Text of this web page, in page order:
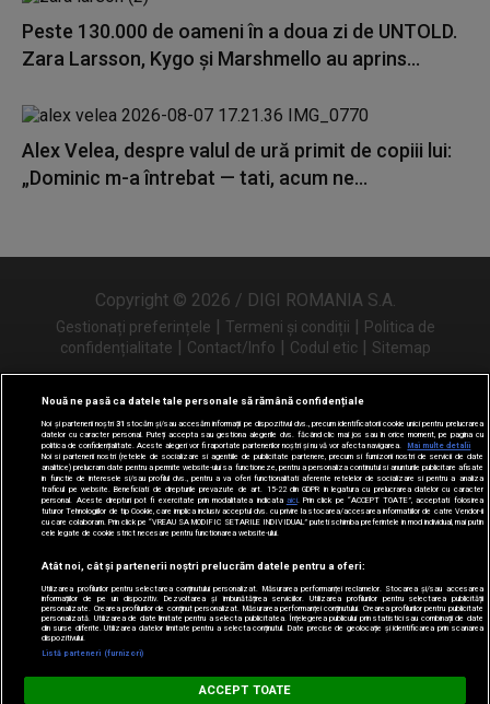
Digi FM
Peste 130.000 de oameni în a doua zi de UNTOLD.
Zara Larsson, Kygo și Marshmello au aprins...
Alex Velea, despre valul de ură primit de copiii lui:
„Dominic m-a întrebat — tati, acum ne...
Copyright © 2026 / DIGI ROMANIA S.A.
Gestionați preferințele | Termeni și condiții | Politica de
confidențialitate | Contact/Info | Codul etic | Sitemap
Urmărește-ne și pe
Nouă ne pasă ca datele tale personale să rămână confidențiale
Noi și partenerii noștri31 stocăm și/sau accesăm informații pe dispozitivul dvs., precum identificatorii cookie unici pentru prelucrarea
datelor cu caracter personal. Puteți accepta sau gestiona alegerile dvs. făcând clic mai jos sau în orice moment, pe pagina cu
politica de confidențialitate. Aceste alegeri vor fi raportate partenerilor noștri și nu vă vor afecta navigarea.
Mai multe detalii
Noi si partenerii nostri (retelele de socializare si agentiile de publicitate partenere, precum si furnizorii nostri de servicii de date
analitice) prelucram date pentru a permite website-ului sa functioneze, pentru a personaliza continutul si anunturile publicitare afisate
in functie de interesele si/sau profilul dvs., pentru a va oferi functionalitati aferente retelelor de socializare si pentru a analiza
traficul pe website. Beneficiati de drepturile prevazute de art. 15-22 din GDPR in legatura cu prelucrarea datelor cu caracter
personal. Aceste drepturi pot fi exercitate prin modalitatea indicata aici. Prin click pe “ACCEPT TOATE”, acceptati folosirea
tuturor Tehnologiilor de tip Cookie, care implica inclusiv acceptul dvs. cu privire la stocarea/accesarea informatiilor de catre Vendor-ii
cu care colaboram. Prin click pe “VREAU SA MODIFIC SETARILE INDIVIDUAL” puteti schimba preferintele in mod individual, mai putin
cele legate de cookie strict necesare pentru functionarea website-ului.
Atât noi, cât și partenerii noștri prelucrăm datele pentru a oferi:
Utilizarea profilurilor pentru selectarea conținutului personalizat. Măsurarea performanței reclamelor. Stocarea și/sau accesarea
informațiilor de pe un dispozitiv. Dezvoltarea și îmbunătățirea serviciilor. Utilizarea profilurilor pentru selectarea publicității
personalizate. Crearea profilurilor de conținut personalizat. Măsurarea performanței conținutului. Crearea profilurilor pentru publicitate
personalizată. Utilizarea de date limitate pentru a selecta publicitatea. Înțelegerea publicului prin statistici sau combinații de date
din surse diferite. Utilizarea datelor limitate pentru a selecta conținutul. Date precise de geolocație și identificarea prin scanarea
dispozitivului.
Listă parteneri (furnizori)
ACCEPT TOATE